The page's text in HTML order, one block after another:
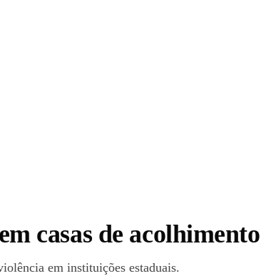
casas de
em instituições estaduais.